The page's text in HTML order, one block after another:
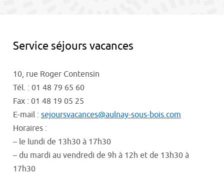
Service séjours vacances
10, rue Roger Contensin
Tél. : 01 48 79 65 60
Fax : 01 48 19 05 25
E-mail : sejoursvacances@aulnay-sous-bois.com
Horaires :
– le lundi de 13h30 à 17h30
– du mardi au vendredi de 9h à 12h et de 13h30 à
17h30